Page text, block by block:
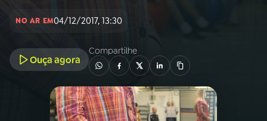
NO AR EM04/12/2017, 13:30
Ouça agora
Compartilhe